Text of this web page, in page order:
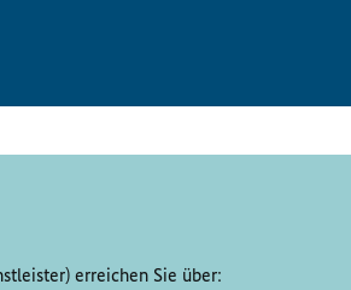
erreichen Sie über: